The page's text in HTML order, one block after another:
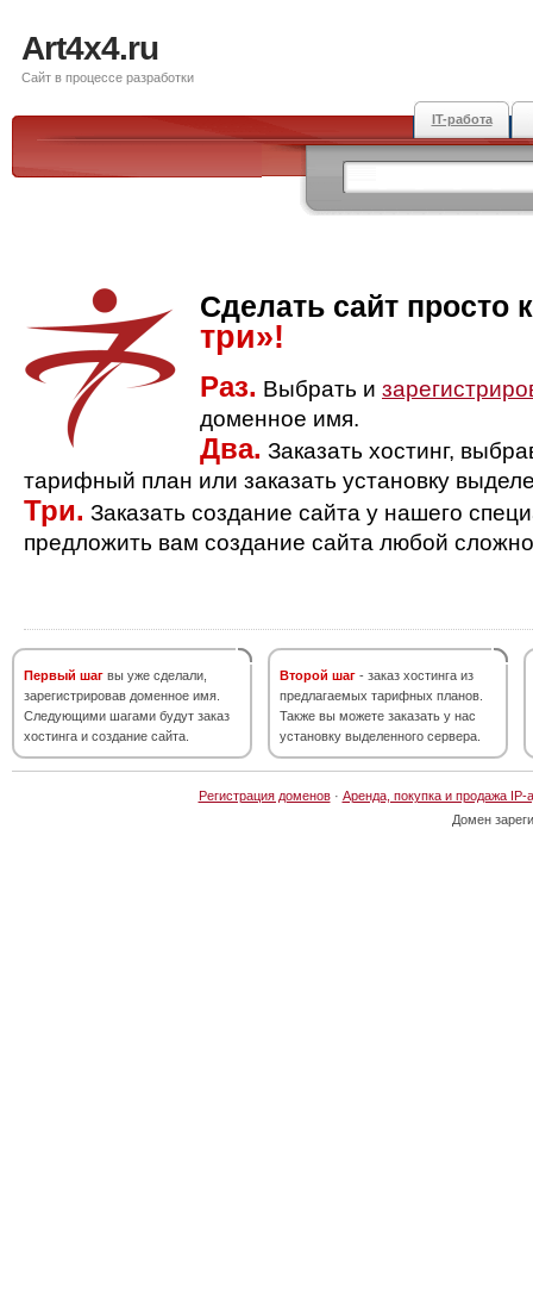
Art4x4.ru
Сайт в процессе разработки
IT-работа
Сделать сайт просто
три»!
Раз. Выбрать и
доменное имя.
Два. Заказать хостинг,
тарифный план или заказать установку
Три. Заказать создание сайта у нашего
предложить вам создание сайта любой
Первый шаг вы уже сделали,
зарегистрировав доменное имя.
Следующими шагами будут заказ
хостинга и создание сайта.
Второй шаг - заказ хостинга из
предлагаемых тарифных планов.
Также вы можете заказать у нас
установку выделенного сервера.
Регистрация доменов· Аренда, покупка и продажа IP-
Домен